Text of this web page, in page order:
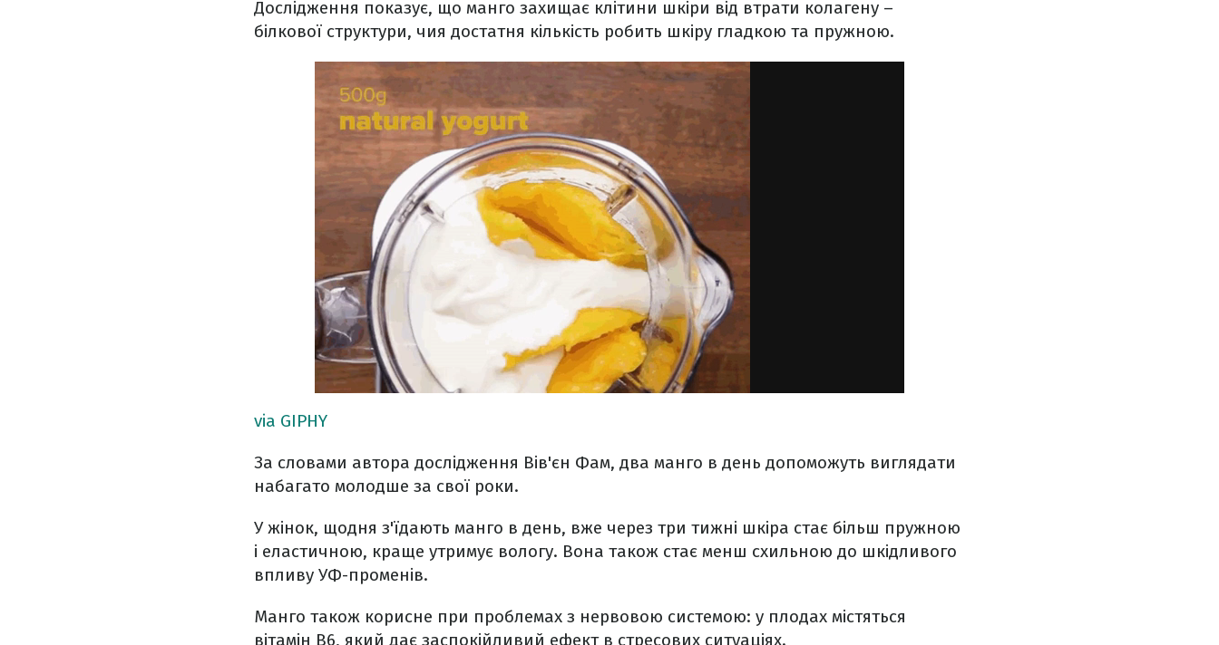
Дослідження показує, що манго захищає клітини шкіри від втрати колагену –
білкової структури, чия достатня кількість робить шкіру гладкою та пружною.
via GIPHY
За словами автора дослідження Вів'єн Фам, два манго в день допоможуть виглядати
набагато молодше за свої роки.
У жінок, щодня з'їдають манго в день, вже через три тижні шкіра стає більш пружною
і еластичною, краще утримує вологу. Вона також стає менш схильною до шкідливого
впливу УФ-променів.
Манго також корисне при проблемах з нервовою системою: у плодах містяться
вітамін В6, який дає заспокійливий ефект в стресових ситуаціях.